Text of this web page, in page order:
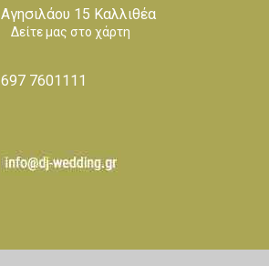
Αγησιλάου 15 Καλλιθέα
Δείτε μας στο χάρτη
697 7601111